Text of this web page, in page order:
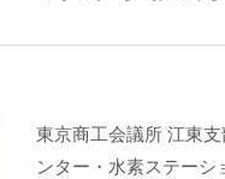
東京商工会議所 江東
ンター・水素ステー